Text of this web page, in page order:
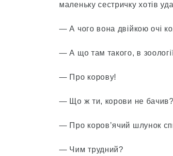
маленьку сестричку хотів
— А чого вона двійкою очі
— А що там такого, в
— Про корову!
— Що ж ти, корови не
— Про коров’ячий шлунок
— Чим трудний?